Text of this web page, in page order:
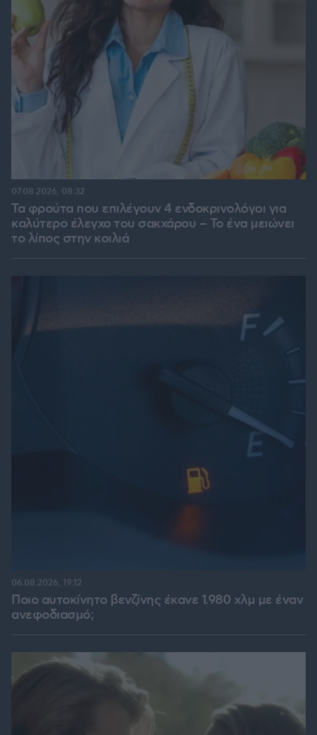
Τα φρούτα που επιλέγουν 4 ενδοκρινολόγοι για
καλύτερο έλεγχο του σακχάρου – Το ένα μειώνει
το λίπος στην κοιλιά
07.08.2026, 08:32
Ποιο αυτοκίνητο βενζίνης έκανε 1.980 χλμ με έναν
ανεφοδιασμό;
06.08.2026, 19:12